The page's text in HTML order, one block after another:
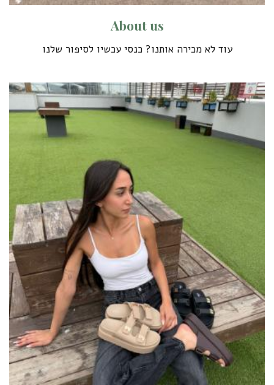
About us
עוד לא מכירה אותנו? כנסי עכשיו לסיפור שלנו